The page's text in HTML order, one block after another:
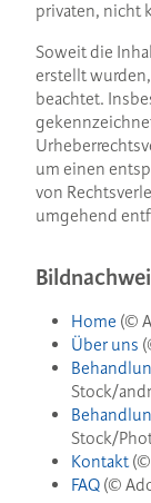
privaten, nicht
Soweit die
erstellt
beachtet.
um einen
von
umgehend
Home (©
Über uns
Stock/
Stock/
Kontakt
FAQ (©